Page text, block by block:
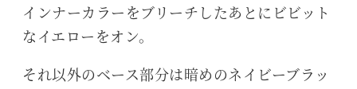
インナーカラーをブリーチしたあとにビビット
なイエローをオン。
それ以外のベース部分は暗めのネイビーブラッ